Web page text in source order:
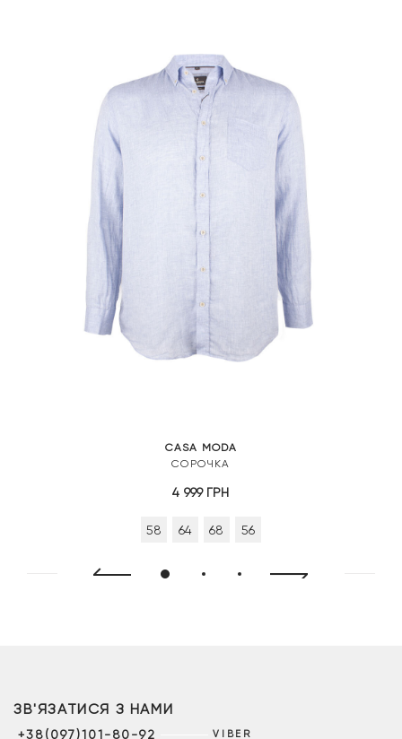
CASA MODA
СОРОЧКА
4 999 ГРН
58 64 68 56
ЗВ'ЯЗАТИСЯ З НАМИ
+38(097)101-80-92 VIBER